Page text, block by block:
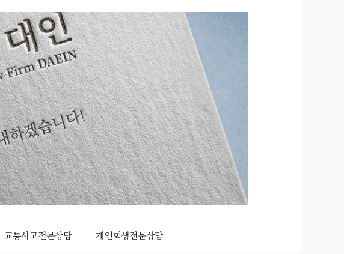
교통사고전문상담 개인회생전문상담